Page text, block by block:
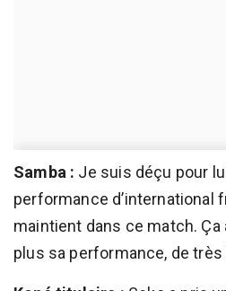
Samba : Je suis déçu pour
performance d’international
maintient dans ce match. Ça
plus sa performance, de très